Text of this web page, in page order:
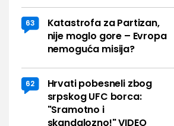
63
Katastrofa za Partizan,
nije moglo gore – Evropa
nemoguća misija?
62
Hrvati pobesneli zbog
srpskog UFC borca:
"Sramotno i
skandalozno!" VIDEO